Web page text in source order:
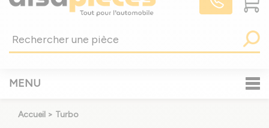
MENU
Accueil > Turbo